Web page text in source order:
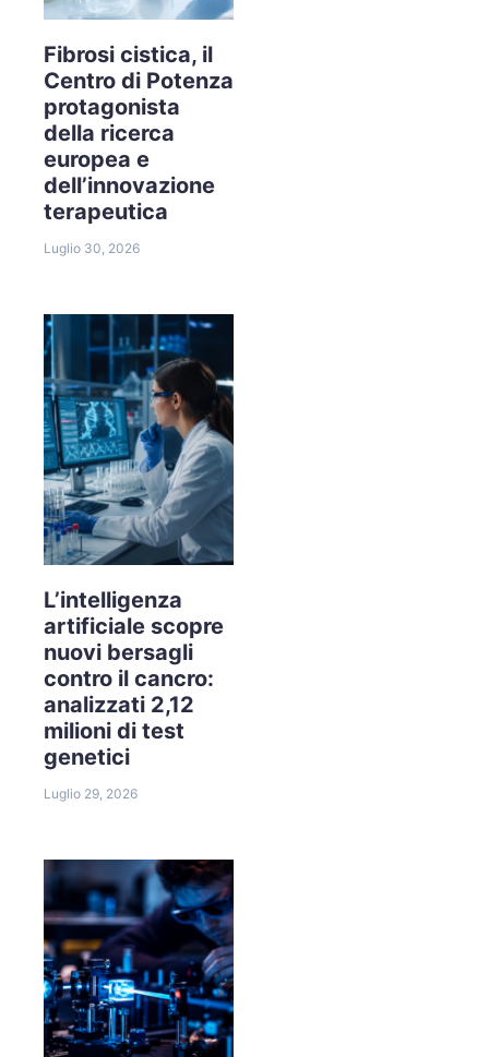
Fibrosi cistica, il
Centro di Potenza
protagonista
della ricerca
europea e
dell’innovazione
terapeutica
Luglio 30, 2026
L’intelligenza
artificiale scopre
nuovi bersagli
contro il cancro:
analizzati 2,12
milioni di test
genetici
Luglio 29, 2026